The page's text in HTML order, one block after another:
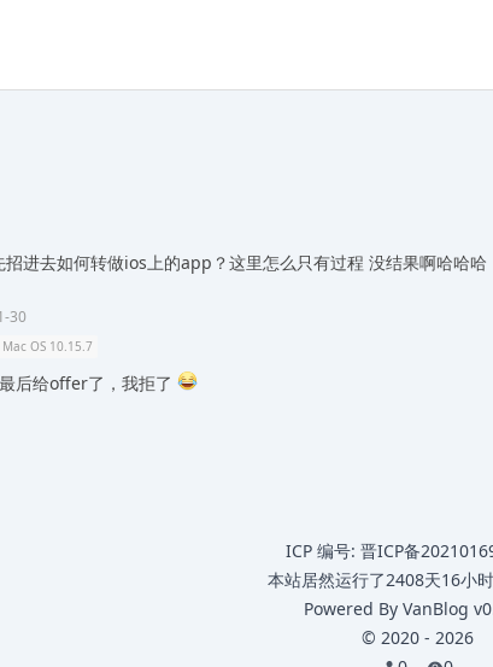
进去如何转做ios上的app？这里怎么只有过程 没结果啊哈哈哈
30
Mac OS 10.15.7
后给offer了，我拒了
ICP 编号: 晋ICP备
本站居然运行了2408天16小
Powered By VanBlog
© 2020- 2026